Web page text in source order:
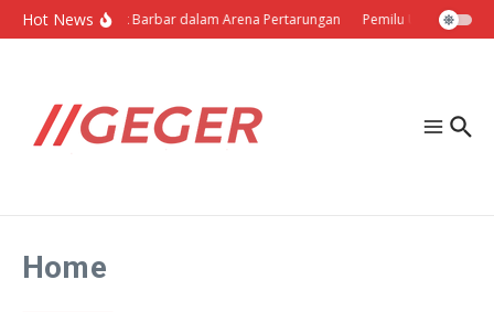
Lewati ke konten
Hot NewsPolitik Barbar dalam Arena Pertarungan Pemilu Ukraina:
Home